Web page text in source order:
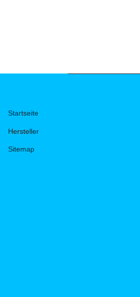
Startseite
Hersteller
Sitemap